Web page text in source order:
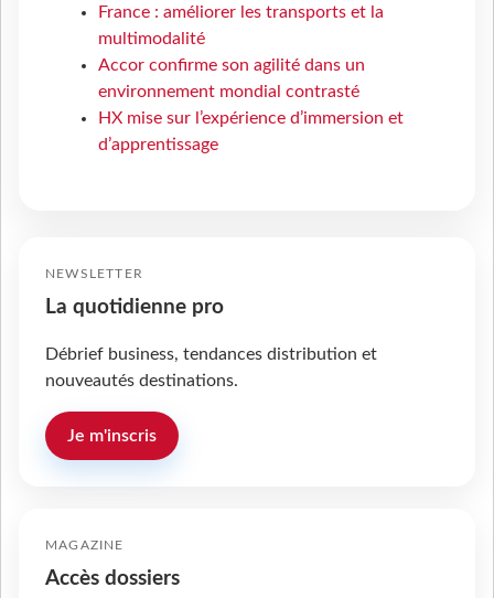
France : améliorer les transports et la
multimodalité
Accor confirme son agilité dans un
environnement mondial contrasté
HX mise sur l’expérience d’immersion et
d’apprentissage
NEWSLETTER
La quotidienne pro
Débrief business, tendances distribution et
nouveautés destinations.
Je m'inscris
MAGAZINE
Accès dossiers